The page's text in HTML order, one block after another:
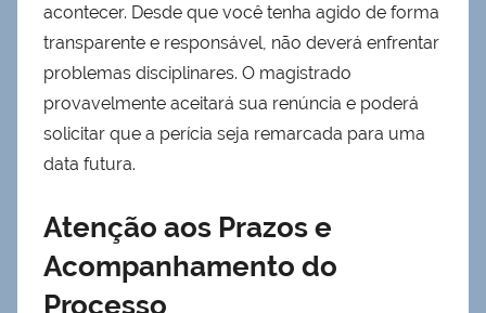
acontecer. Desde que você tenha agido de forma
transparente e responsável, não deverá enfrentar
problemas disciplinares. O magistrado
provavelmente aceitará sua renúncia e poderá
solicitar que a perícia seja remarcada para uma
data futura.
Atenção aos Prazos e
Acompanhamento do
Processo